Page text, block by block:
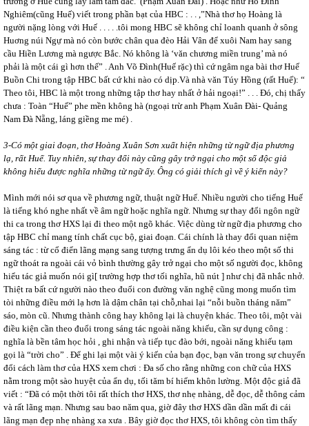
Nghiêm(cũng Huế) viết trong phần bạt của HBC : . . ,”Nhà thơ họ Hoàng là
người nặng lòng với Huế . . . . .tôi mong HBC sẽ không chỉ loanh quanh ở sông
Huơng núi Ngự mà nó còn bước chân qua đèo Hải Vân để xuôi Nam hay sang
cầu Hiền Lương mà ngược Bắc. Nó không là ‘văn chương miền trung’ mà nó
phải là một cái gì hơn thế” . Anh Võ Đình(Huế rặc) thì cứ ngâm nga bài thơ Huế
Buồn Chi trong tập HBC bất cứ khi nào có dịp.Và nhà văn Túy Hồng (rất Huế): “
Theo tôi, HBC là một trong những tập thơ hay nhất ở hải ngoại!” . . . Đó, chị thấy
chưa : Toàn “Huế” phe mền không hà (ngoại trừ anh Phạm Xuân Đài- Quảng
Nam Đà Nẵng, láng giềng me mé) .
3-Có một giai đoạn, thơ Hoàng Xuân Sơn xuất hiện những từ ngữ địa phương
lạ, rất Huế. Tuy nhiên, sự thay đổi này cũng gây trở ngại cho một số độc giả
không hiểu được nghĩa những từ ngữ ấy. Ông có giải thích gì về ý kiến này?
Mình mới nói sơ qua về phương ngữ, thuật ngữ Huế. Nhiều người cho tiếng Huế
là tiếng khó nghe nhất về âm ngữ hoặc nghĩa ngữ. Nhưng sự thay đổi ngôn ngữ
thi ca trong thơ HXS lại đi theo một ngõ khác. Việc dùng từ ngữ địa phương cho
tập HBC chỉ mang tính chất cục bộ, giai đoạn. Cái chính là thay đổi quan niệm
sáng tác : từ cổ điển lãng mạng sang tượng trưng ẩn dụ lôi kéo theo một số thi
ngữ thoát ra ngoài cái vỏ bình thường gây trở ngại cho một số người đọc, không
hiểu tác giả muốn nói gì[ trường hợp thơ tối nghĩa, hũ nút ] như chị đã nhắc nhở.
Thiệt ra bất cứ người nào theo đuổi con đường văn nghệ cũng mong muốn tìm
tòi những điều mới lạ hơn là dậm chân tại chỗ,nhai lại “nỗi buồn tháng năm”
sáo, mòn cũ. Nhưng thành công hay không lại là chuyện khác. Theo tôi, một vài
điều kiện cần theo đuổi trong sáng tác ngoài năng khiếu, cần sự dụng công :
nghĩa là bền tâm học hỏi , ghi nhận và tiếp tục đào bới, ngoài năng khiếu tạm
gọi là “trời cho” . Để ghi lại một vài ý kiến của bạn đọc, bạn văn trong sự chuyển
đổi cách làm thơ của HXS xem chơi : Đa số cho rằng những con chữ của HXS
nằm trong một sào huyệt của ẩn dụ, tối tăm bí hiểm khôn lường. Một độc giả đã
viết : “Đã có một thời tôi rất thích thơ HXS, thơ nhẹ nhàng, dễ đọc, dễ thông cảm
và rất lãng mạn. Nhưng sau bao năm qua, giờ đây thơ HXS dần dần mất đi cái
lãng mạn đẹp nhẹ nhàng xa xưa . Bây giờ đọc thơ HXS, tôi không còn tìm thấy